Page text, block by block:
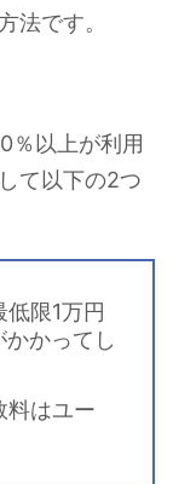
法です。
％以上が利用
て以下の2つ
限1万円
かってし
料はユー